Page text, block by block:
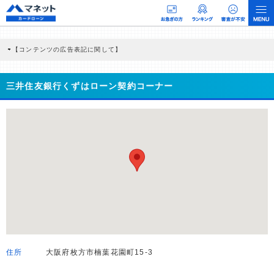
【コンテンツの広告表記に関して】
商品を根拠なくPRするものではなく、当編集部の調査／ユーザーへの口コミ収集な
どに基づき、公平性を担保した情報提供を行っています。
>提携企業一覧
三井住友銀行くずはローン契約コーナー
住所
大阪府枚方市楠葉花園町15-3